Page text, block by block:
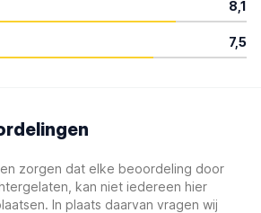
8,1
7,5
zorgen dat elke beoordeling door
kan niet iedereen hier
In plaats daarvan vragen wij